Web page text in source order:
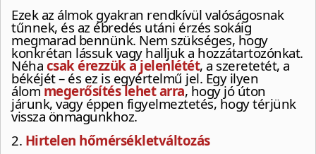
Ezek az álmok gyakran rendkívül valóságosnak
tűnnek, és az ébredés utáni érzés sokáig
megmarad bennünk. Nem szükséges, hogy
konkrétan lássuk vagy halljuk a hozzátartozónkat.
Néha csak érezzük a jelenlétét, a szeretetét, a
békéjét – és ez is egyértelmű jel. Egy ilyen
álommegerősítés lehet arra, hogy jó úton
járunk, vagy éppen figyelmeztetés, hogy térjünk
vissza önmagunkhoz.
2. Hirtelen hőmérsékletváltozás